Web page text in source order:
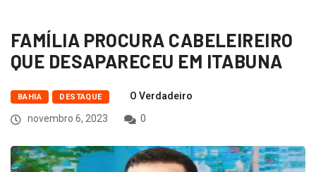
FAMÍLIA PROCURA CABELEIREIRO
QUE DESAPARECEU EM ITABUNA
BAHIA DESTAQUE
O Verdadeiro
novembro 6, 2023
0